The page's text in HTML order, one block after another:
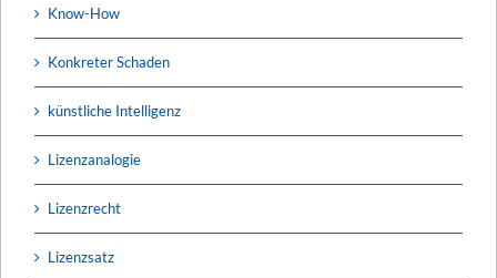
Know-How
Konkreter Schaden
künstliche Intelligenz
Lizenzanalogie
Lizenzrecht
Lizenzsatz